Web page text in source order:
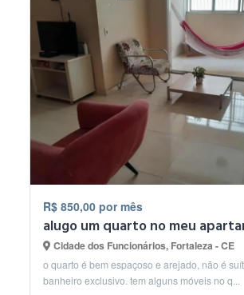
R$ 850,00 por mês
Cidade dos Funcionários, Fortaleza - CE
o quarto é bem espaçoso e arejado, não é
banheiro exclusivo. tem alguns móveis no q...